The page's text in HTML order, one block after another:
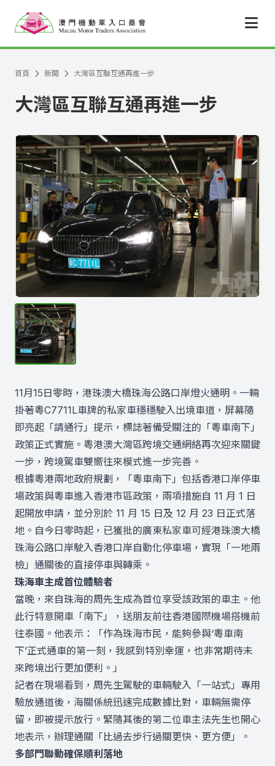
首頁 新聞 大灣區互聯互通再進一步
大灣區互聯互通再進一步
11月15日零時，港珠澳大橋珠海公路口岸燈火通明。一輛
掛著粵C7711L車牌的私家車穩穩駛入出境車道，屏幕隨
即亮起「請通行」提示，標誌著備受關注的「粵車南下」
政策正式實施。粵港澳大灣區跨境交通網絡再次迎來關鍵
一步，跨境駕車雙嚮往來模式進一步完善。
根據粵港兩地政府規劃，「粵車南下」包括香港口岸停車
場政策與粵車進入香港市區政策，兩項措施自 11 月 1 日
起開放申請，並分別於 11 月 15 日及 12 月 23 日正式落
地。自今日零時起，已獲批的廣東私家車可經港珠澳大橋
珠海公路口岸駛入香港口岸自動化停車場，實現「一地兩
檢」通關後的直接停車與轉乘。
珠海車主成首位體驗者
當晚，來自珠海的周先生成為首位享受該政策的車主。他
此行特意開車「南下」，送朋友前往香港國際機場搭機前
往泰國。他表示：「作為珠海市民，能夠參與‘粵車南
下’正式通車的第一刻，我感到特別幸運，也非常期待未
來跨境出行更加便利。」
記者在現場看到，周先生駕駛的車輛駛入「一站式」專用
驗放通道後，海關係統迅速完成數據比對，車輛無需停
留，即被提示放行。緊隨其後的第二位車主法先生也開心
地表示，辦理通關「比過去步行過關更快、更方便」。
多部門聯動確保順利落地